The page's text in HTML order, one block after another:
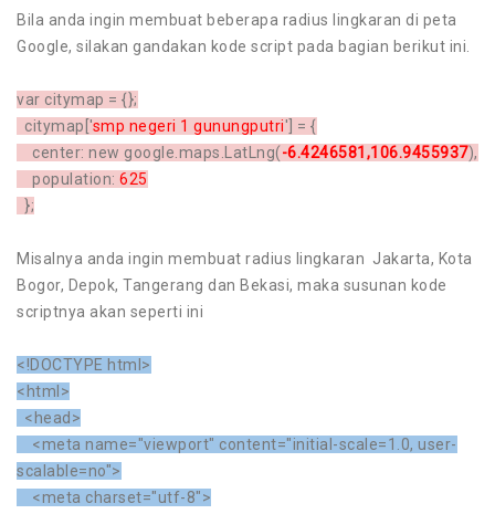
Bila anda ingin membuat beberapa radius lingkaran di peta
Google, silakan gandakan kode script pada bagian berikut ini.
var citymap = {};
citymap['smp negeri 1 gunungputri'] = {
center: new google.maps.LatLng(-6.4246581,106.9455937),
population: 625
};
Misalnya anda ingin membuat radius lingkaran Jakarta, Kota
Bogor, Depok, Tangerang dan Bekasi, maka susunan kode
scriptnya akan seperti ini
<!DOCTYPE html>
<html>
<head>
<meta name="viewport" content="initial-scale=1.0, user-
scalable=no">
<meta charset="utf-8">